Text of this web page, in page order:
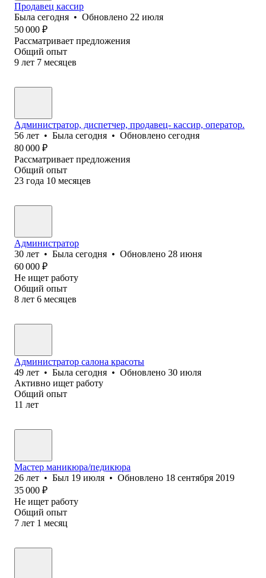
Продавец кассир
Была сегодня • Обновлено 22 июля
50 000 ₽
Рассматривает предложения
Общий опыт
9 лет 7 месяцев
Администратор, диспетчер, продавец- кассир, оператор.
56 лет • Была сегодня • Обновлено сегодня
80 000 ₽
Рассматривает предложения
Общий опыт
23 года 10 месяцев
Администратор
30 лет • Была сегодня • Обновлено 28 июня
60 000 ₽
Не ищет работу
Общий опыт
8 лет 6 месяцев
Администратор салона красоты
49 лет • Была сегодня • Обновлено 30 июля
Активно ищет работу
Общий опыт
11 лет
Мастер маникюра/педикюра
26 лет • Был 19 июля • Обновлено 18 сентября 2019
35 000 ₽
Не ищет работу
Общий опыт
7 лет 1 месяц